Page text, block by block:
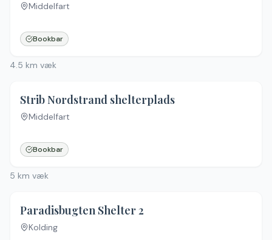
Middelfart
Bookbar
4.5 km væk
Strib Nordstrand shelterplads
Middelfart
Bookbar
5 km væk
Paradisbugten Shelter 2
Kolding